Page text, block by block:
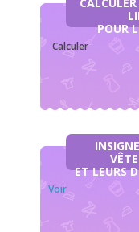
POUR
Calculer
ET LEURS
Voir